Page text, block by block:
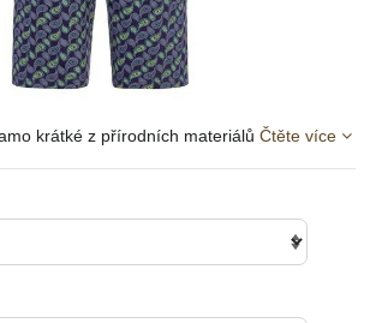
krátké z přírodních materiálů Čtěte více